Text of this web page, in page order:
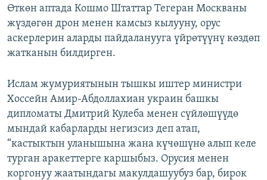
Өткөн аптада Кошмо Штаттар Тегеран Москваны
жүздөгөн дрон менен камсыз кылууну, орус
аскерлерин аларды пайдаланууга үйрөтүүнү көздөп
жатканын билдирген.
Ислам жумуриятынын тышкы иштер министри
Хоссейн Амир-Абдоллахиан украин башкы
дипломаты Дмитрий Кулеба менен сүйлөшүүдө
мындай кабарларды негизсиз деп атап,
“кастыктын уланышына жана күчөшүнө алып келе
турган аракеттерге каршыбыз. Орусия менен
коргонуу жаатындагы макулдашуубуз бар, бирок